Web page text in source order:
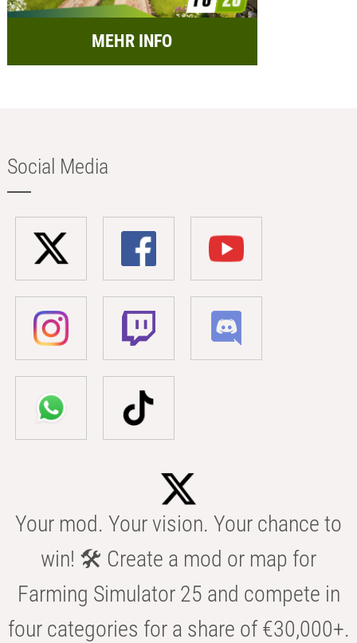
MEHR INFO
Social Media
Your mod. Your vision. Your chance to
win! 🛠️ Create a mod or map for
Farming Simulator 25 and compete in
four categories for a share of €30,000+.